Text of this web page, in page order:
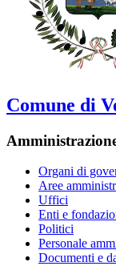
Comune di
Organi di
Aree
Uffici
Enti e
Politici
Personale
Documenti e